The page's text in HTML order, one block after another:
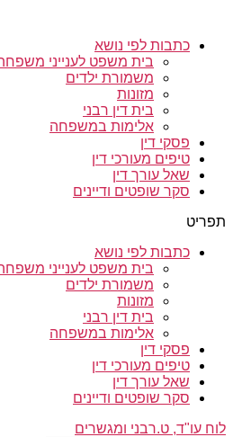
כתבות לפי נושא
בית משפט לענייני
משמורת ילדים
מזונות
בית דין רבני
אלימות במשפחה
פסקי דין
טיפים מעורכי דין
שאל עורך דין
סקר שופטים ודיינים
תפריט
כתבות לפי נושא
בית משפט לענייני
משמורת ילדים
מזונות
בית דין רבני
אלימות במשפחה
פסקי דין
טיפים מעורכי דין
שאל עורך דין
סקר שופטים ודיינים
לוח עו"ד, ט.רבני ומגשרים